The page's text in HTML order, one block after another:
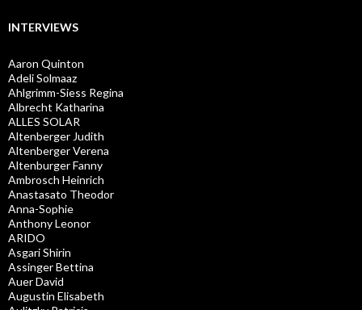
INTERVIEWS
Aaron Quinton
Adeli Solmaaz
Ahlgrimm-Siess Regina
Albrecht Katharina
ALLES SOLAR
Altenberger Judith
Altenberger Verena
Altenburger Fanny
Ambrosch Heinrich
Anastasato Theodor
Anna-Sophie
Anthony Leonor
ARIDO
Asgari Shirin
Assinger Bettina
Auer David
Augustin Elisabeth